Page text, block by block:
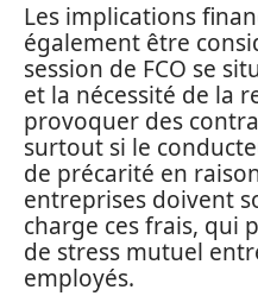
Les implications
également être
session de FCO se
et la nécessité de la
provoquer des
surtout si le
de précarité en
entreprises doivent
charge ces frais, qui
de stress mutuel
employés.